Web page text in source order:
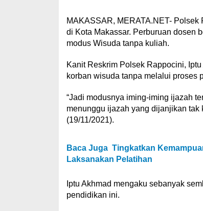
MAKASSAR, MERATA.NET-
di Kota Makassar. Perburuan dosen
modus Wisuda tanpa kuliah.
Kanit Reskrim Polsek Rappocini,
korban wisuda tanpa melalui proses
“Jadi modusnya iming-iming ijazah
menunggu ijazah yang dijanjikan tak
(19/11/2021).
Baca Juga Tingkatkan
Laksanakan Pelatihan
Iptu Akhmad mengaku sebanyak
pendidikan ini.